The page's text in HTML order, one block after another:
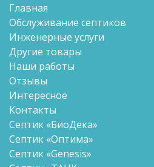
Главная
Обслуживание септиков
Инженерные услуги
Другие товары
Наши работы
Отзывы
Интересное
Контакты
Септик «БиоДека»
Септик «Оптима»
Септик «Genesis»